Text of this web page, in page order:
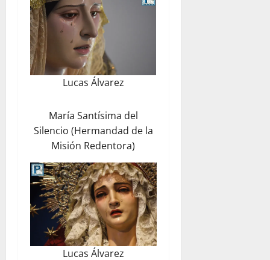
Lucas Álvarez
María Santísima del
Silencio (Hermandad de la
Misión Redentora)
Lucas Álvarez